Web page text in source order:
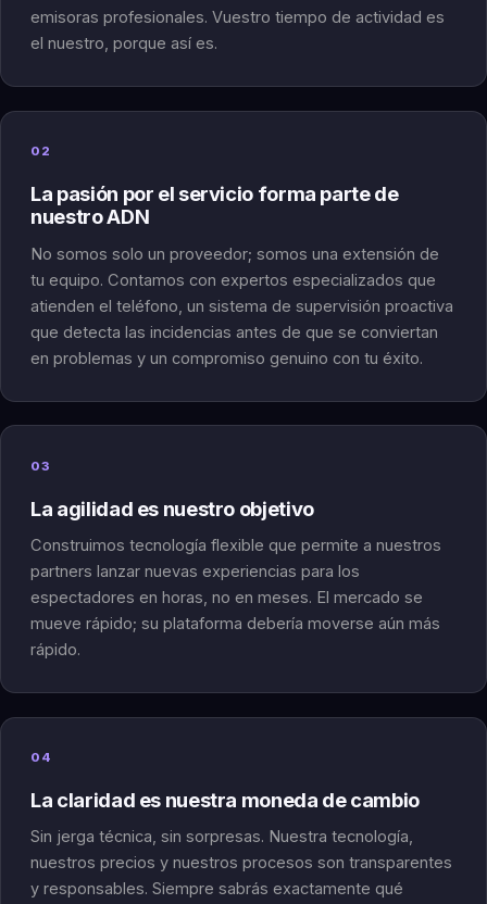
emisoras profesionales. Vuestro tiempo de actividad es
el nuestro, porque así es.
02
La pasión por el servicio forma parte de
nuestro ADN
No somos solo un proveedor; somos una extensión de
tu equipo. Contamos con expertos especializados que
atienden el teléfono, un sistema de supervisión proactiva
que detecta las incidencias antes de que se conviertan
en problemas y un compromiso genuino con tu éxito.
03
La agilidad es nuestro objetivo
Construimos tecnología flexible que permite a nuestros
partners lanzar nuevas experiencias para los
espectadores en horas, no en meses. El mercado se
mueve rápido; su plataforma debería moverse aún más
rápido.
04
La claridad es nuestra moneda de cambio
Sin jerga técnica, sin sorpresas. Nuestra tecnología,
nuestros precios y nuestros procesos son transparentes
y responsables. Siempre sabrás exactamente qué